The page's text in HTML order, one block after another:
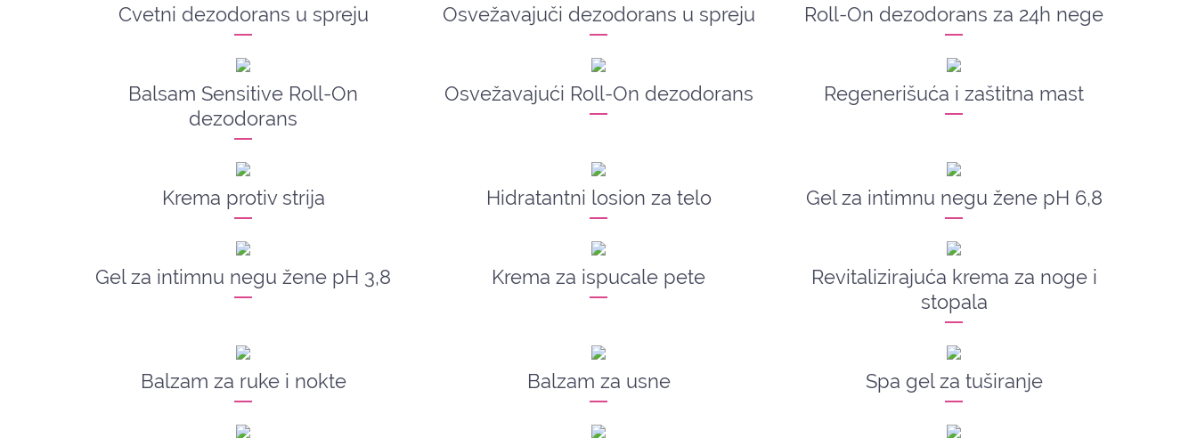
Cvetni dezodorans u spreju Osvežavajuči dezodorans u spreju Roll-On dezodorans za 24h nege
Balsam Sensitive Roll-On
dezodorans
Osvežavajući Roll-On dezodorans Regenerišuća i zaštitna mast
Krema protiv strija Hidratantni losion za telo Gel za intimnu negu žene pH 6,8
Gel za intimnu negu žene pH 3,8 Krema za ispucale pete
Revitalizirajuća krema za noge i
stopala
Balzam za ruke i nokte Balzam za usne Spa gel za tuširanje